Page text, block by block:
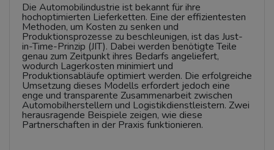
Die Automobilindustrie ist bekannt für ihre
hochoptimierten Lieferketten. Eine der effizientesten
Methoden, um Kosten zu senken und
Produktionsprozesse zu beschleunigen, ist das Just-
in-Time-Prinzip (JIT). Dabei werden benötigte Teile
genau zum Zeitpunkt ihres Bedarfs angeliefert,
wodurch Lagerkosten minimiert und
Produktionsabläufe optimiert werden. Die erfolgreiche
Umsetzung dieses Modells erfordert jedoch eine
enge und transparente Zusammenarbeit zwischen
Automobilherstellern und Logistikdienstleistern. Zwei
herausragende Beispiele zeigen, wie diese
Partnerschaften in der Praxis funktionieren.